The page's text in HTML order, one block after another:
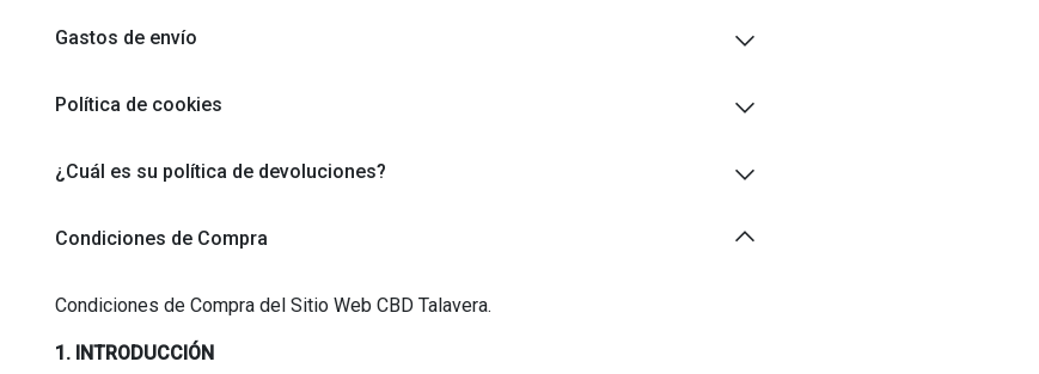
Gastos de envío
Política de cookies
¿Cuál es su política de devoluciones?
Condiciones de Compra
Condiciones de Compra del Sitio Web CBD Talavera.
1. INTRODUCCIÓN